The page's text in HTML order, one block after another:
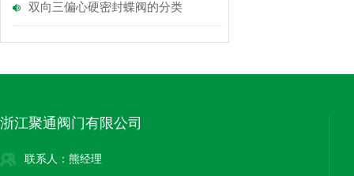
双向三偏心硬密封蝶阀的分类
浙江聚通阀门有限公司
联系人：熊经理